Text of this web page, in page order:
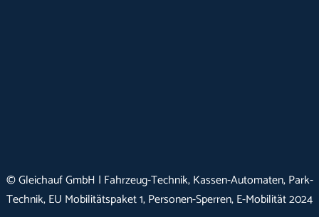
© Gleichauf GmbH | Fahrzeug-Technik, Kassen-Automaten, Park-
Technik, EU Mobilitätspaket 1, Personen-Sperren, E-Mobilität 2024